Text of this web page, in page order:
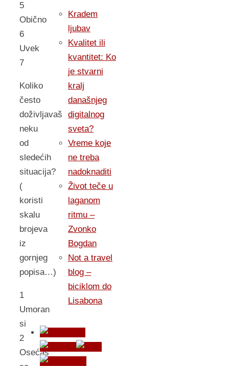
5
Obično
6
Uvek
7
Koliko
često
doživljavaš
neku
od
sledećih
situacija?
(
koristi
skalu
brojeva
iz
gornjeg
popisa…)
1
Umoran
si
2
Osećaš
Kradem
ljubav
Kvalitet ili
kvantitet: Ko
je stvarni
kralj
današnjeg
digitalnog
sveta?
Vreme koje
ne treba
nadoknaditi
Život teče u
laganom
ritmu –
Zvonko
Bogdan
Not a travel
blog –
biciklom do
Lisabona